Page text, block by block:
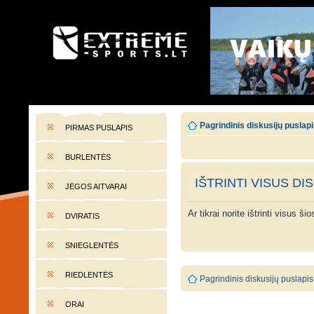
EXTREME-SPORTS.LT
PIRMAS PUSLAPIS
BURLENTĖS
JĖGOS AITVARAI
DVIRATIS
SNIEGLENTĖS
RIEDLENTĖS
ORAI
Pagrindinis diskusijų
IŠTRINTI VISUS
Ar tikrai norite ištrinti visus
Pagrindinis diskusijų puslapis